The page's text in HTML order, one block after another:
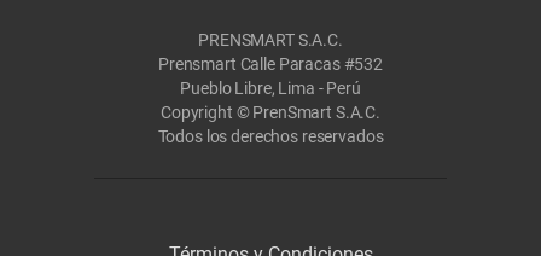
PRENSMART S.A.C.
Prensmart Calle Paracas #532
Pueblo Libre, Lima - Perú
Copyright © PrenSmart S.A.C.
Todos los derechos reservados